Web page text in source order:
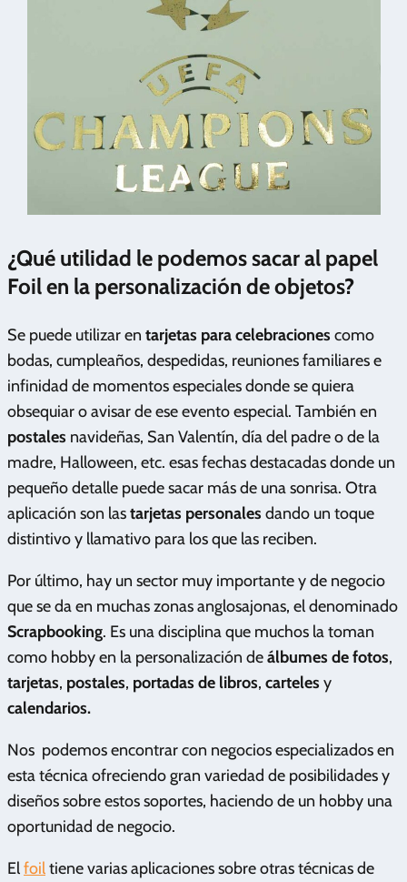
¿Qué utilidad le podemos sacar al papel
Foilen la personalización de objetos?
Se puede utilizar en tarjetas para celebraciones como
bodas, cumpleaños, despedidas, reuniones familiares e
infinidad de momentos especiales donde se quiera
obsequiar o avisar de ese evento especial. También en
postales navideñas, San Valentín, día del padre o de la
madre, Halloween, etc. esas fechas destacadas donde un
pequeño detalle puede sacar más de una sonrisa. Otra
aplicación son lastarjetas personales dando un toque
distintivo y llamativo para los que las reciben.
Por último, hay un sector muy importante y de negocio
que se da en muchas zonas anglosajonas, el denominado
Scrapbooking. Es una disciplina que muchos la toman
como hobby en la personalización deálbumes de fotos,
tarjetas, postales, portadas de libros, carteles y
calendarios.
Nos podemos encontrar con negocios especializados en
esta técnica ofreciendo gran variedad de posibilidades y
diseños sobre estos soportes, haciendo de un hobby una
oportunidad de negocio.
Elfoiltiene varias aplicaciones sobre otras técnicas de